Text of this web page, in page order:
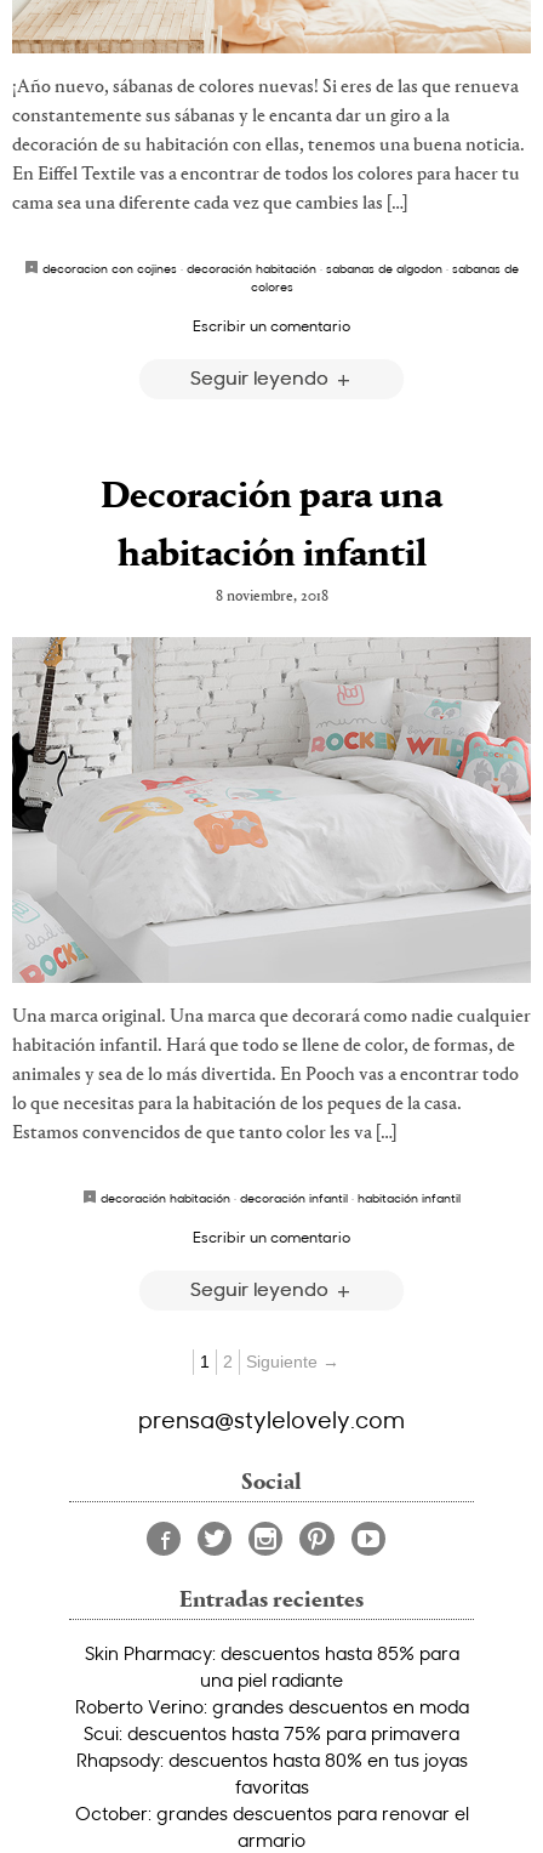
¡Año nuevo, sábanas de colores nuevas! Si eres de las que renueva
constantemente sus sábanas y le encanta dar un giro a la
decoración de su habitación con ellas, tenemos una buena noticia.
En Eiffel Textile vas a encontrar de todos los colores para hacer tu
cama sea una diferente cada vez que cambies las […]
decoracion con cojines · decoración habitación · sabanas de algodon · sabanas de
colores
Escribir un comentario
Seguir leyendo
Decoración para una
habitación infantil
8 noviembre, 2018
Una marca original. Una marca que decorará como nadie cualquier
habitación infantil. Hará que todo se llene de color, de formas, de
animales y sea de lo más divertida. En Pooch vas a encontrar todo
lo que necesitas para la habitación de los peques de la casa.
Estamos convencidos de que tanto color les va […]
decoración habitación · decoración infantil · habitación infantil
Escribir un comentario
Seguir leyendo
1 2 Siguiente →
prensa@stylelovely.com
Social
Entradas recientes
Skin Pharmacy: descuentos hasta 85% para
una piel radiante
Roberto Verino: grandes descuentos en moda
Scui: descuentos hasta 75% para primavera
Rhapsody: descuentos hasta 80% en tus joyas
favoritas
October: grandes descuentos para renovar el
armario